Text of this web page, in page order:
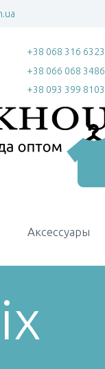
+38 068 316 6323
+38 066 068 3486
+38 093 399 8103
Аксессуары